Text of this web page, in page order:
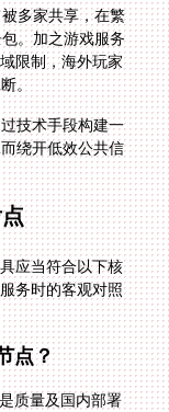
多家共享，在繁
。加之游戏服务
限制，海外玩家
。
技术手段构建一
绕开低效公共信
应当符合以下核
务时的客观对照
点？
质量及国内部署
心数据中心，以
；同时系统需要